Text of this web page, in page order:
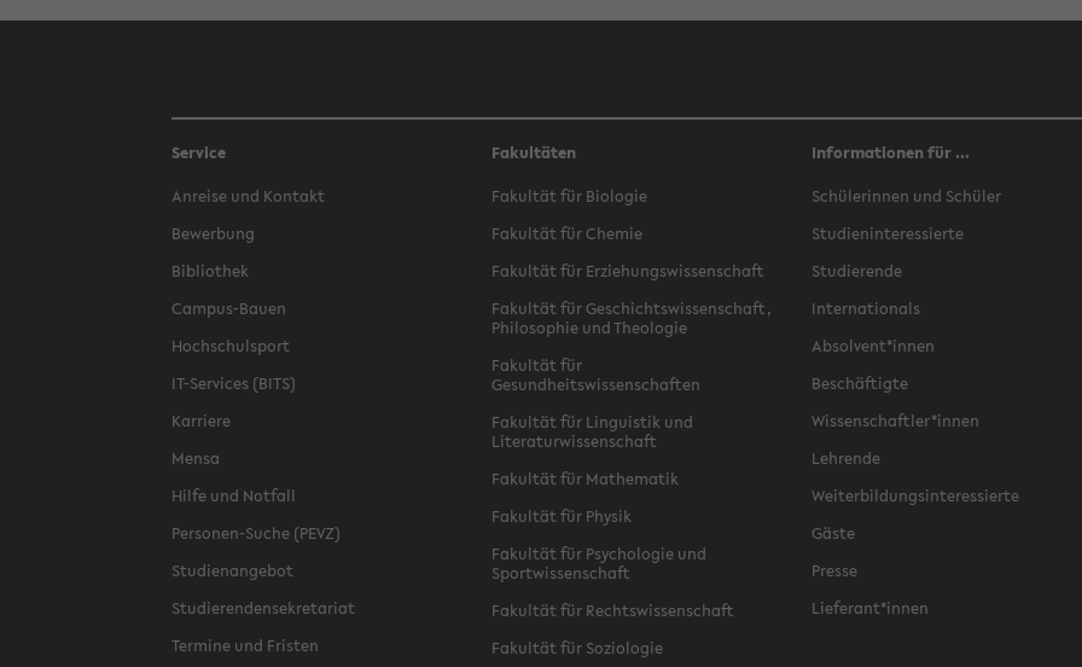
Service
Anreise und Kontakt
Bewerbung
Bibliothek
Campus-Bauen
Hochschulsport
IT-Services (BITS)
Karriere
Mensa
Hilfe und Notfall
Personen-Suche (PEVZ)
Studienangebot
Studierendensekretariat
Termine und Fristen
Fakultäten
Fakultät für Biologie
Fakultät für Chemie
Fakultät für Erziehungswissenschaft
Fakultät für Geschichtswissenschaft,
Philosophie und Theologie
Fakultät für
Gesundheitswissenschaften
Fakultät für Linguistik und
Literaturwissenschaft
Fakultät für Mathematik
Fakultät für Physik
Fakultät für Psychologie und
Sportwissenschaft
Fakultät für Rechtswissenschaft
Fakultät für Soziologie
Informationen für ...
Schülerinnen und Schüler
Studieninteressierte
Studierende
Internationals
Absolvent*innen
Beschäftigte
Wissenschaftler*innen
Lehrende
Weiterbildungsinteressierte
Gäste
Presse
Lieferant*innen